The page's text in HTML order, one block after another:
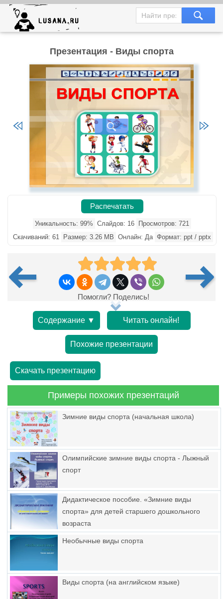
Презентация - Виды спорта
Распечатать
Уникальность: 99% Слайдов: 16
Просмотров: 721
Скачиваний: 61
Размер: 3.26 MB Онлайн: Да Формат: ppt / pptx
Помогли? Поделись!
Содержание ▼ Читать онлайн!
Похожие презентации
Скачать презентацию
Примеры похожих презентаций
Зимние виды спорта (начальная школа)
Олимпийские зимние виды спорта - Лыжный
спорт
Дидактическое пособие. «Зимние виды
спорта» для детей старшего дошкольного
возраста
Необычные виды спорта
Виды спорта (на английском языке)